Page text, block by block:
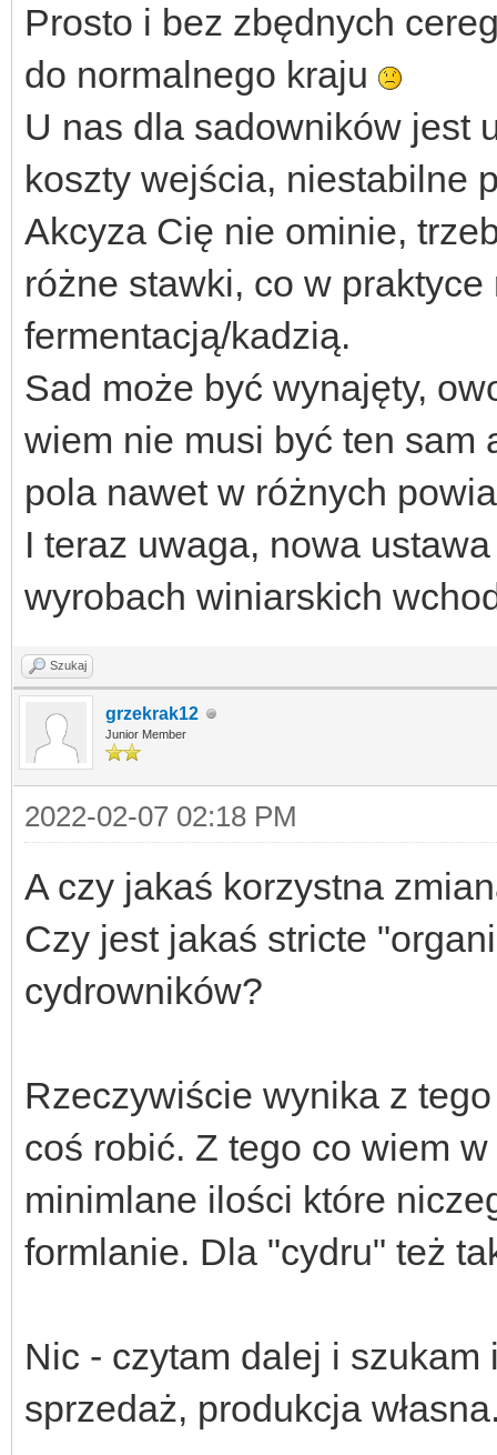
Prosto i bez zbędnych
do normalnego kraju
U nas dla sadowników jest
koszty wejścia, niestabilne
Akcyza Cię nie ominie,
różne stawki, co w
fermentacją/kadzią.
Sad może być wynajęty,
wiem nie musi być ten sam
pola nawet w różnych
I teraz uwaga, nowa
wyrobach winiarskich
Szukaj
grzekrak12
Junior Member
2022-02-07 02:18 PM
A czy jakaś korzystna
Czy jest jakaś stricte
cydrowników?
Rzeczywiście wynika z
coś robić. Z tego co wiem
minimlane ilości które
formlanie. Dla "cydru" też
Nic - czytam dalej i
sprzedaż, produkcja